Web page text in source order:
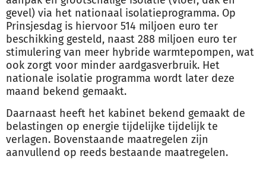
gevel) via het nationaal isolatieprogramma. Op
Prinsjesdag is hiervoor 514 miljoen euro ter
beschikking gesteld, naast 288 miljoen euro ter
stimulering van meer hybride warmtepompen, wat
ook zorgt voor minder aardgasverbruik. Het
nationale isolatie programma wordt later deze
maand bekend gemaakt.
Daarnaast heeft het kabinet bekend gemaakt de
belastingen op energie tijdelijke tijdelijk te
verlagen. Bovenstaande maatregelen zijn
aanvullend op reeds bestaande maatregelen.